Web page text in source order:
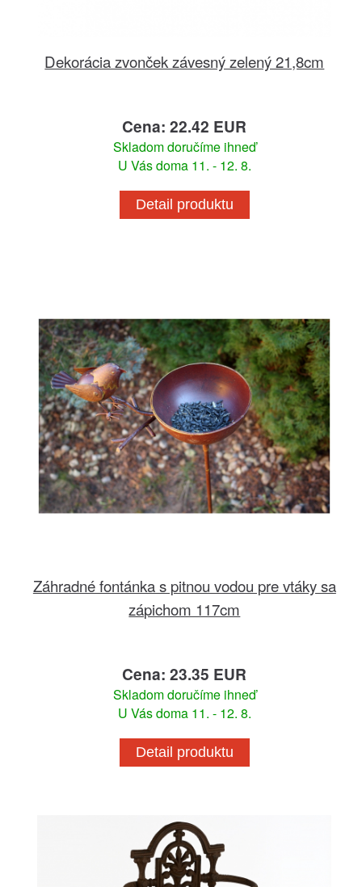
Dekorácia zvonček závesný zelený 21,8cm
Cena: 22.42 EUR
Skladom doručíme ihneď
U Vás doma 11. - 12. 8.
Detail produktu
Záhradné fontánka s pitnou vodou pre vtáky sa
zápichom 117cm
Cena: 23.35 EUR
Skladom doručíme ihneď
U Vás doma 11. - 12. 8.
Detail produktu